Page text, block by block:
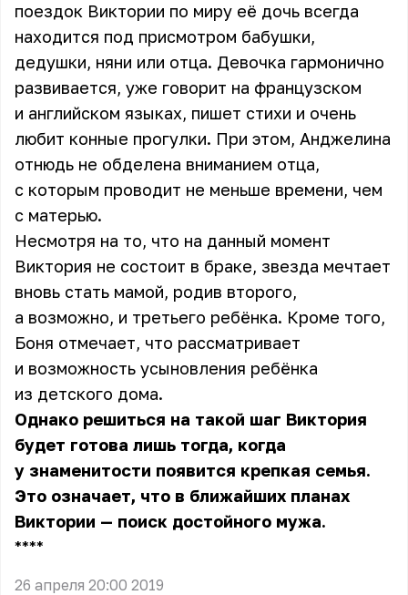
поездок Виктории по миру её дочь всегда
находится под присмотром бабушки,
дедушки, няни или отца. Девочка гармонично
развивается, уже говорит на французском
и английском языках, пишет стихи и очень
любит конные прогулки. При этом, Анджелина
отнюдь не обделена вниманием отца,
с которым проводит не меньше времени, чем
с матерью.
Несмотря на то, что на данный момент
Виктория не состоит в браке, звезда мечтает
вновь стать мамой, родив второго,
а возможно, и третьего ребёнка. Кроме того,
Боня отмечает, что рассматривает
и возможность усыновления ребёнка
из детского дома.
Однако решиться на такой шаг Виктория
будет готова лишь тогда, когда
у знаменитости появится крепкая семья.
Это означает, что в ближайших планах
Виктории — поиск достойного мужа.
** **
26 апреля 20:00 2019